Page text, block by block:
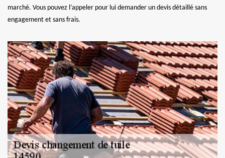
marché. Vous pouvez l’appeler pour lui demander un devis détaillé sans
engagement et sans frais.